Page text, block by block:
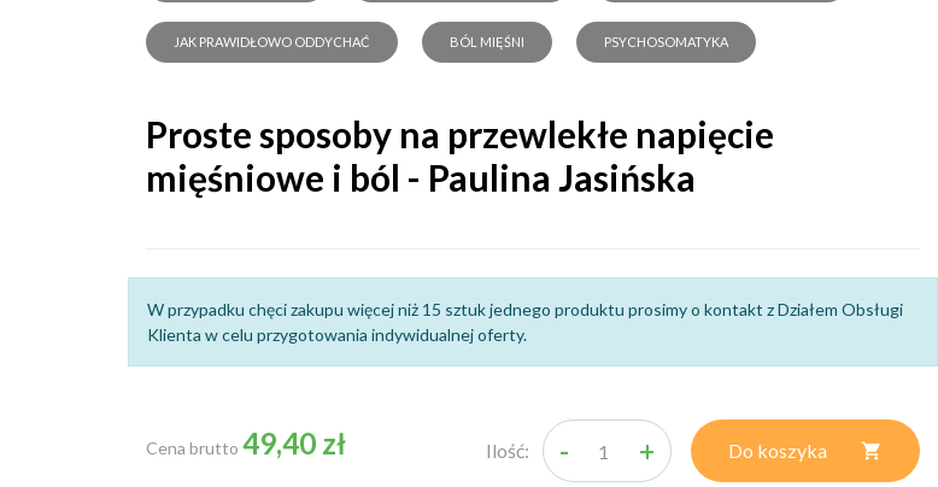
JAK PRAWIDŁOWO ODDYCHAĆ BÓL MIĘŚNI PSYCHOSOMATYKA
Proste sposoby na przewlekłe napięcie
mięśniowe i ból - Paulina Jasińska
W przypadku chęci zakupu więcej niż 15 sztuk jednego produktu prosimy o kontakt z Działem Obsługi
Klienta w celu przygotowania indywidualnej oferty.
Cena brutto 49,40 zł Ilość: - + Do koszyka 